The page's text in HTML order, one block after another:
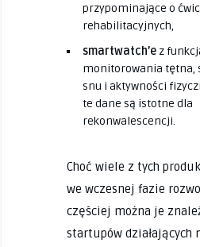
przypominające o
rehabilitacyjnych,
smartwatch’ez
monitorowania tętna,
snu i aktywności
te dane są istotne dla
rekonwalescencji.
Choć wiele z tych
we wczesnej fazie
częściej można je
startupów działających